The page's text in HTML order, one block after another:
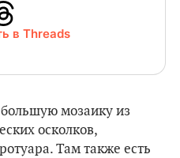
в Threads
мозаику из
осколков,
Там также есть